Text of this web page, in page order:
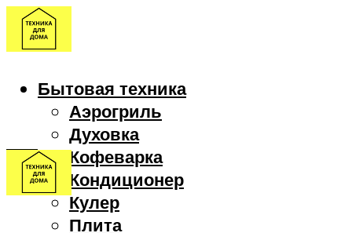
Бытовая техника
Аэрогриль
Духовка
Кофеварка
Кондиционер
Кулер
Плита